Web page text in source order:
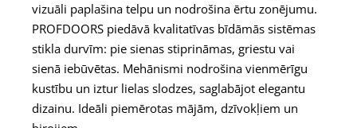
vizuāli paplašina telpu un nodrošina ērtu zonējumu.
PROFDOORS piedāvā kvalitatīvas bīdāmās sistēmas
stikla durvīm: pie sienas stiprināmas, griestu vai
sienā iebūvētas. Mehānismi nodrošina vienmērīgu
kustību un iztur lielas slodzes, saglabājot elegantu
dizainu. Ideāli piemērotas mājām, dzīvokļiem un